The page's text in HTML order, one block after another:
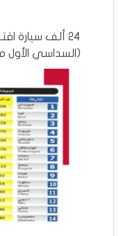
24 ألف سيارة
(السداسي الأول من